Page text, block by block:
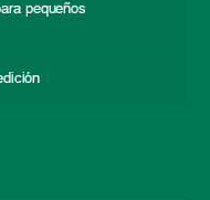
pequeños